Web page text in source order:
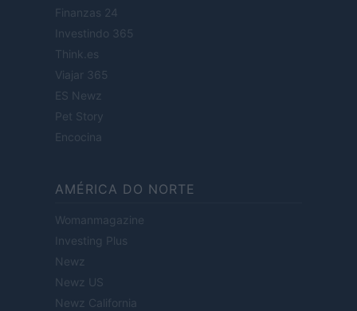
Finanzas 24
Investindo 365
Think.es
Viajar 365
ES Newz
Pet Story
Encocina
AMÉRICA DO NORTE
Womanmagazine
Investing Plus
Newz
Newz US
Newz California